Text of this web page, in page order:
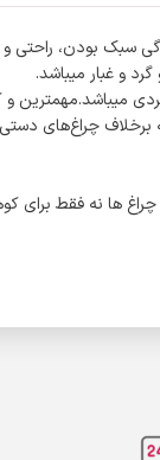
میباشد.از ویژگی‌های بارز این چراغ
و غبار میباشد.
کاربردی
چراغ‌های
ها نه فقط برای